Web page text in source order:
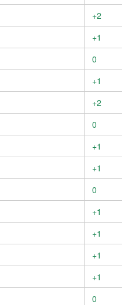
+2
+1
0
+1
+2
0
+1
+1
0
+1
+1
+1
+1
0